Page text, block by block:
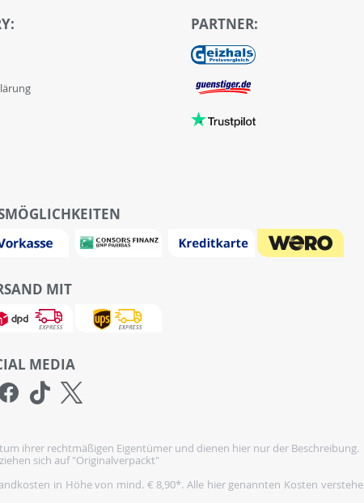
PARTNER:
MIT
MEDIA
ihrer rechtmäßigen Eigentümer und dienen hier nur der Beschreibung.
sich auf "Originalverpackt"
in Höhe von mind. € 8,90*. Alle hier genannten Kosten